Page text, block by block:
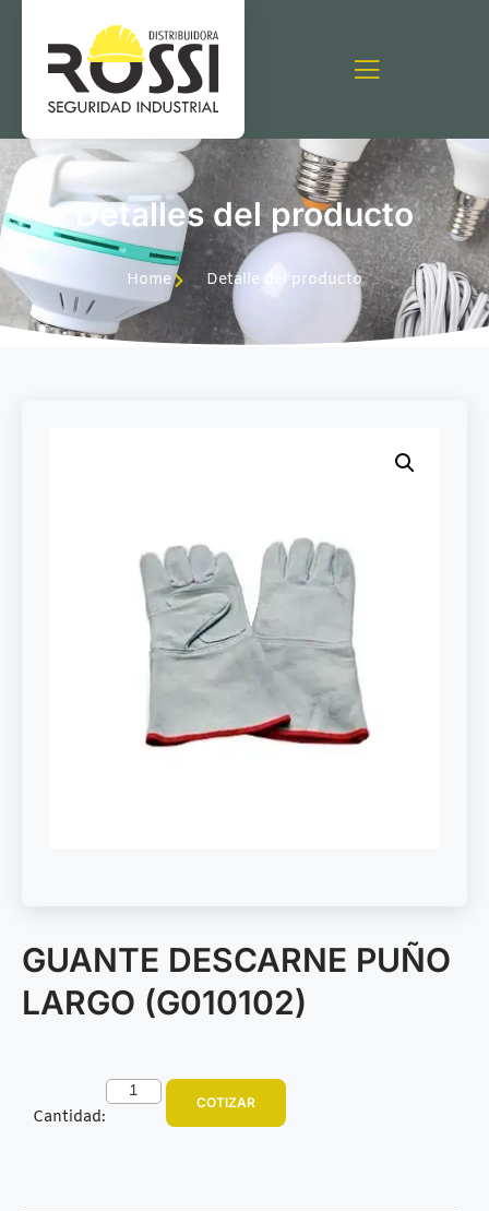
Detalles del producto
Home Detalle del producto
GUANTE DESCARNE PUÑO
LARGO (G010102)
Cantidad:
COTIZAR